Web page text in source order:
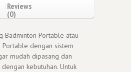
Reviews
(0)
Badminton Portable atau
Portable dengan sistem
mudah dipasang dan
kebutuhan. Untuk